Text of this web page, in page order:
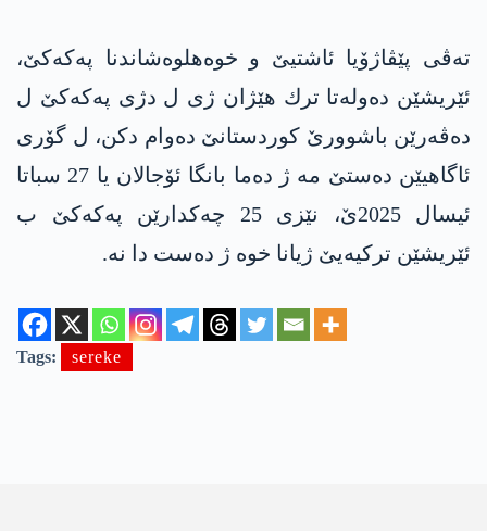
ته‌ڤی پێڤاژۆیا ئاشتیێ و خوه‌هلوه‌شاندنا په‌كه‌كێ،
ئێریشێن ده‌وله‌تا ترك هێژان ژی ل دژی په‌كه‌كێ ل
ده‌ڤه‌رێن باشوورێ كوردستانێ ده‌وام دكن، ل گۆری
ئاگاهیێن ده‌ستێ مه‌ ژ ده‌ما بانگا ئۆجالان یا 27 سباتا
ئیسال 2025ێ، نێزی 25 چه‌كدارێن په‌كه‌كێ ب
ئێریشێن تركیه‌یێ ژیانا خوه‌ ژ ده‌ست دا نه‌.
Tags: sereke